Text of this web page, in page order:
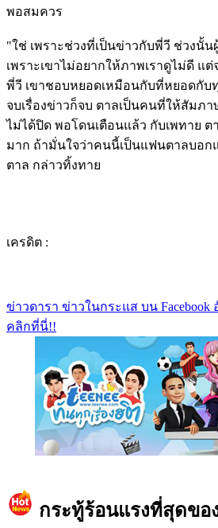
พอสมควร
"ใช่ เพราะช่วงที่เป็นข่าวกับพี่วี ช่วงนั้น
เพราะเขาไม่อยากให้ภาพเราดูไม่ดี แต่
พี่วี เขาชอบหยอดเหมือนกับที่หยอดกับ
จบเรื่องข่าวก็จบ ตาลเป็นคนที่ให้สัมภ
ไม่ได้ปิด พอโดนเตือนแล้ว กับเพทาย ต
มาก ถ้ามั่นใจว่าคนนี้เป็นแฟนตาลบอก
ตาล กล่าวทิ้งทาย
เครดิต :
ข่าวดารา ข่าวในกระแส บน Facebook
คลิกที่นี่!!
กระทู้ร้อนแรงที่สุดขอ